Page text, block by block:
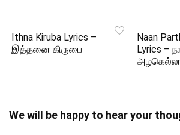
Ithna Kiruba Lyrics –
இத்தனை கிருபை
Naan
Lyrics –
We will be happy to hear your